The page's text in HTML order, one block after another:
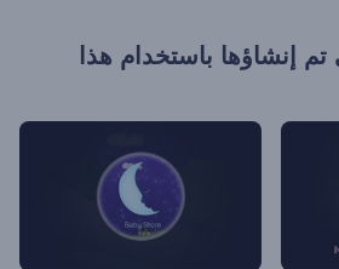
تم إنشاؤها باستخدام هذا